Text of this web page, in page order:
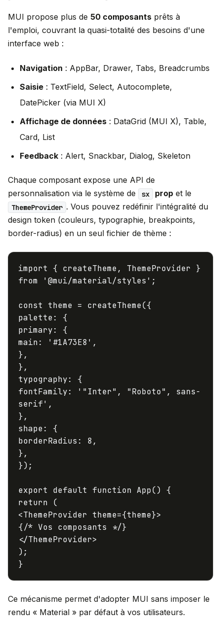
MUI propose plus de 50 composants prêts à
l'emploi, couvrant la quasi-totalité des besoins d'une
interface web :
Navigation : AppBar, Drawer, Tabs, Breadcrumbs
Saisie : TextField, Select, Autocomplete,
DatePicker (via MUI X)
Affichage de données : DataGrid (MUI X), Table,
Card, List
Feedback : Alert, Snackbar, Dialog, Skeleton
Chaque composant expose une API de
personnalisation via le système de
sx prop et le
ThemeProvider . Vous pouvez redéfinir l'intégralité du
design token (couleurs, typographie, breakpoints,
border-radius) en un seul fichier de thème :
import { createTheme, ThemeProvider }
from
'@mui/material/styles' ;
const theme = createTheme
palette
primary
main: '#1A73E8' ,
},
typography
fontFamily:
'"Inter", "Roboto", sans-
serif' ,
shape
borderRadius : 8 ,
},
});
export default function App(
return
<ThemeProvider theme={theme}>
</ThemeProvider>
);
Ce mécanisme permet d'adopter MUI sans imposer le
rendu « Material » par défaut à vos utilisateurs.